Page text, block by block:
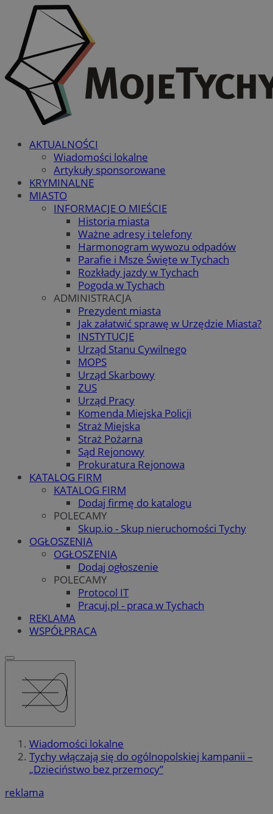
AKTUALNOŚCI
Wiadomości lokalne
Artykuły sponsorowane
KRYMINALNE
MIASTO
INFORMACJE O MIEŚCIE
Historia miasta
Ważne adresy i telefony
Harmonogram wywozu odpadów
Parafie i Msze Święte w Tychach
Rozkłady jazdy w Tychach
Pogoda w Tychach
ADMINISTRACJA
Prezydent miasta
Jak załatwić sprawę w Urzędzie Miasta?
INSTYTUCJE
Urząd Stanu Cywilnego
MOPS
Urząd Skarbowy
ZUS
Urząd Pracy
Komenda Miejska Policji
Straż Miejska
Straż Pożarna
Sąd Rejonowy
Prokuratura Rejonowa
KATALOG FIRM
KATALOG FIRM
Dodaj firmę do katalogu
POLECAMY
Skup.io - Skup nieruchomości Tychy
OGŁOSZENIA
OGŁOSZENIA
Dodaj ogłoszenie
POLECAMY
Protocol IT
Pracuj.pl - praca w Tychach
REKLAMA
WSPÓŁPRACA
Wiadomości lokalne
Tychy włączają się do ogólnopolskiej kampanii –
„Dzieciństwo bez przemocy”
reklama